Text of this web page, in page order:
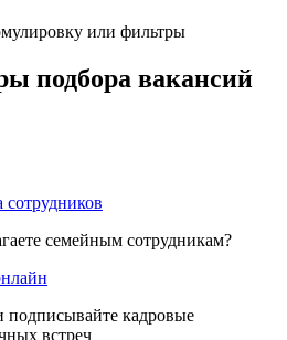
или фильтры
подбора вакансий
семейным сотрудникам?
подписывайте кадровые
встреч